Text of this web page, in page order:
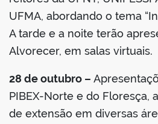
UFMA, abordando o tema
A tarde e a noite terão
Alvorecer, em salas virtuais.
28 de outubro –
PIBEX-Norte e do Floresça,
de extensão em diversas